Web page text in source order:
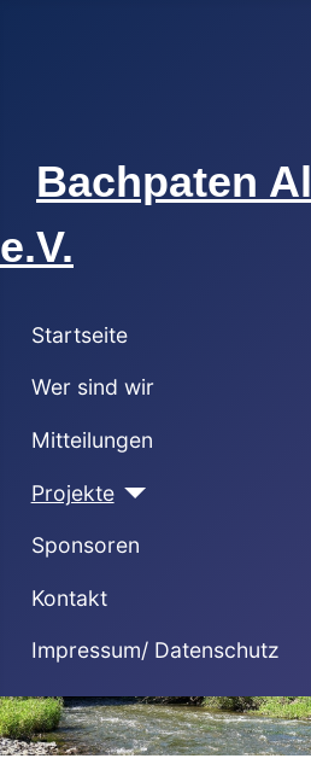
Bachpaten
e.V.
Startseite
Wer sind wir
Mitteilungen
Projekte
Sponsoren
Kontakt
Impressum/ Datenschutz